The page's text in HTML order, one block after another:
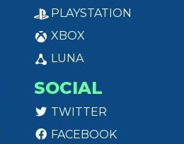
PLAYSTATION
XBOX
LUNA
SOCIAL
TWITTER
FACEBOOK